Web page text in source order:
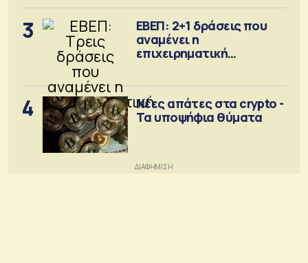
3
ΕΒΕΠ: 2+1 δράσεις που
αναμένει η
επιχειρηματική
4
Νέες απάτες στα crypto -
Τα υποψήφια θύματα